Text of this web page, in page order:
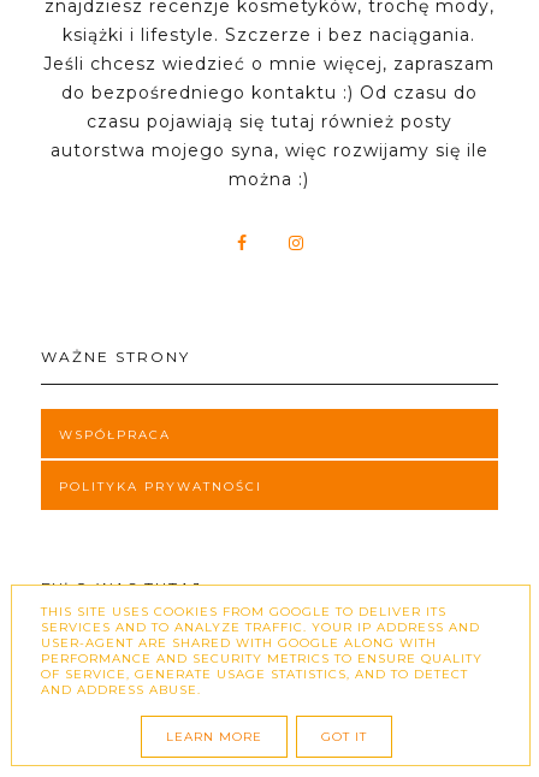
znajdziesz recenzje kosmetyków, trochę mody,
książki i lifestyle. Szczerze i bez naciągania.
Jeśli chcesz wiedzieć o mnie więcej, zapraszam
do bezpośredniego kontaktu :) Od czasu do
czasu pojawiają się tutaj również posty
autorstwa mojego syna, więc rozwijamy się ile
można :)
WAŻNE STRONY
WSPÓŁPRACA
POLITYKA PRYWATNOŚCI
BYŁO WAS TUTAJ:
ZAJRZYJ NA FB!
THIS SITE USES COOKIES FROM GOOGLE TO DELIVER ITS
SERVICES AND TO ANALYZE TRAFFIC. YOUR IP ADDRESS AND
USER-AGENT ARE SHARED WITH GOOGLE ALONG WITH
PERFORMANCE AND SECURITY METRICS TO ENSURE QUALITY
OF SERVICE, GENERATE USAGE STATISTICS, AND TO DETECT
AND ADDRESS ABUSE.
LEARN MORE GOT IT